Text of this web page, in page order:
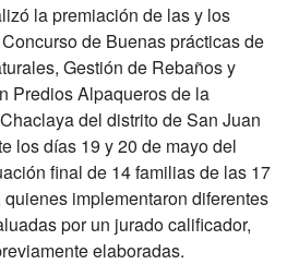
la premiación de las y los
de Buenas prácticas de
Gestión de Rebaños y
Predios Alpaqueros de la
del distrito de San Juan
los días 19 y 20 de mayo del
final de 14 familias de las 17
implementaron diferentes
por un jurado calificador,
elaboradas.